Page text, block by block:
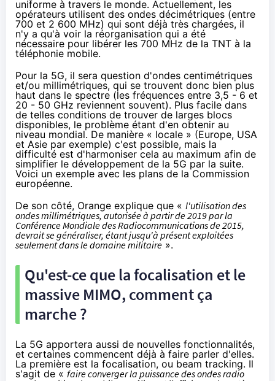
uniforme à travers le monde. Actuellement, les
opérateurs utilisent des ondes décimétriques (entre
700 et 2 600 MHz) qui sont déjà très chargées, il
n'y a qu'à voir la réorganisation qui a été
nécessaire pour libérer les 700 MHz de la TNT à la
téléphonie mobile.
Pour la 5G, il sera question d'ondes centimétriques
et/ou millimétriques, qui se trouvent donc bien plus
haut dans le spectre (les fréquences entre 3,5 - 6 et
20 - 50 GHz reviennent souvent). Plus facile dans
de telles conditions de trouver de larges blocs
disponibles, le problème étant d'en obtenir au
niveau mondial. De manière « locale » (Europe, USA
et Asie par exemple) c'est possible, mais la
difficulté est d'harmoniser cela au maximum afin de
simplifier le développement de la 5G par la suite.
Voici un exemple avec les plans de la Commission
européenne.
De son côté, Orange explique que « l'utilisation des
ondes millimétriques, autorisée à partir de 2019 par la
Conférence Mondiale des Radiocommunications de 2015,
devrait se généraliser, étant jusqu'à présent exploitées
seulement dans le domaine militaire ».
Qu'est-ce que la focalisation et le
massive MIMO, comment ça
marche ?
La 5G apportera aussi de nouvelles fonctionnalités,
et certaines commencent déjà à faire parler d'elles.
La première est la focalisation, ou beam tracking. Il
s'agit de « faire converger la puissance des ondes radio